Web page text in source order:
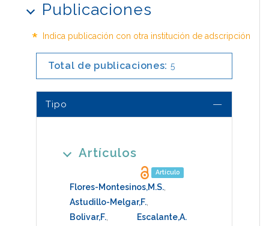
Publicaciones
* Indica publicación con otra institución de adscripción
Total de publicaciones: 5
Tipo
Artículos
Artículo
Flores-Montesinos,M.S.
Astudillo-Melgar,F.
Bolivar,F.
Escalante,A.